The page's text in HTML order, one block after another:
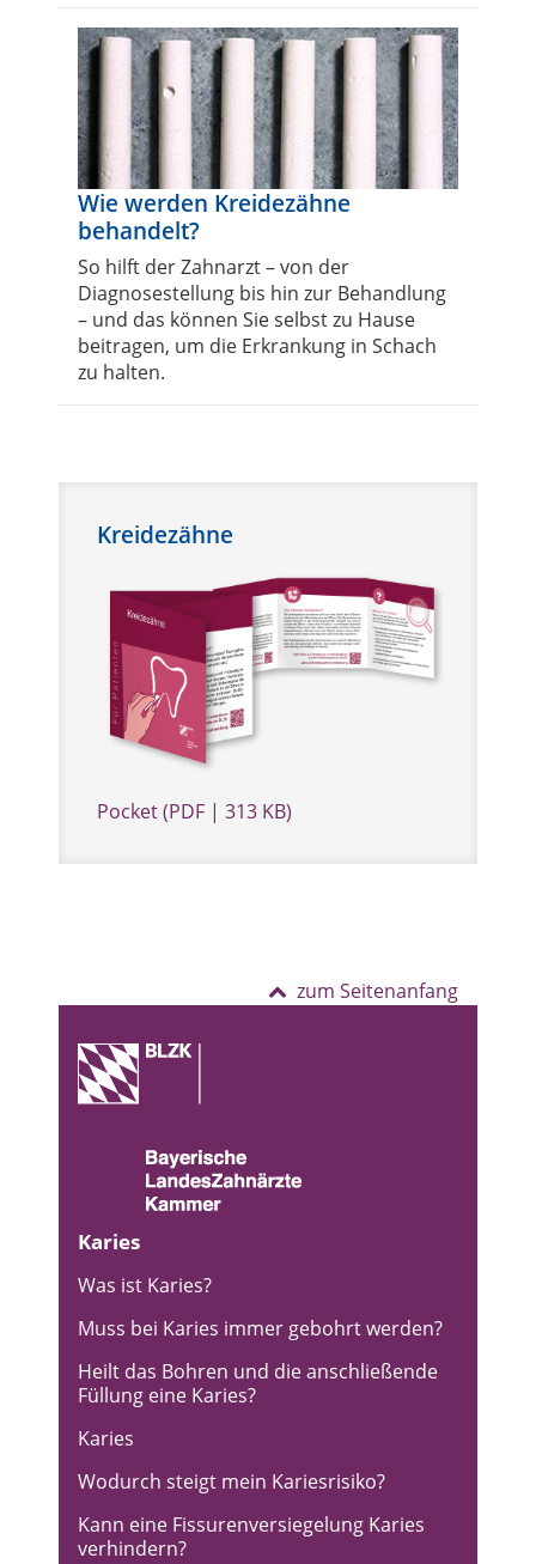
Wie werden Kreidezähne
behandelt?
So hilft der Zahnarzt – von der
Diagnosestellung bis hin zur Behandlung
– und das können Sie selbst zu Hause
beitragen, um die Erkrankung in Schach
zu halten.
Kreidezähne
Pocket (PDF | 313 KB)
zum Seitenanfang
Karies
Was ist Karies?
Muss bei Karies immer gebohrt werden?
Heilt das Bohren und die anschließende
Füllung eine Karies?
Karies
Wodurch steigt mein Kariesrisiko?
Kann eine Fissurenversiegelung Karies
verhindern?